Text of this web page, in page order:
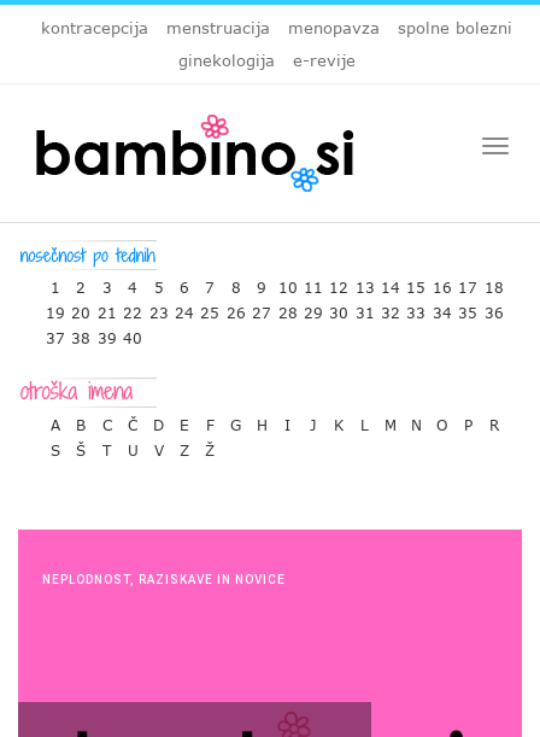
kontracepcija menstruacija menopavza
spolne bolezni
ginekologija
e-revije
1 2 3 4 5 6 7 8 9 10 11 12 13 14 15 16 17 18
19 20 21 22 23 24 25 26 27 28 29 30 31 32 33 34 35 36
37 38 39 40
A B C Č D E F G H I J K L M N O P
R
S
Š T U V Z Ž
NEPLODNOST, RAZISKAVE IN NOVICE